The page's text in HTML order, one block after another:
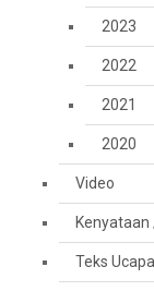
2023
2022
2021
2020
Video
Teks